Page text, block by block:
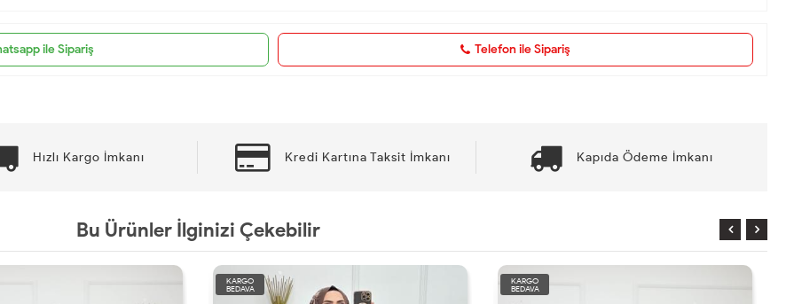
ile Sipariş Telefon ile Sipariş
Hızlı Kargo İmkanı Kredi Kartına Taksit İmkanı Kapıda Ödeme İmkanı
Bu Ürünler İlginizi Çekebilir
KARGO
BEDAVA
KARGO
BEDAVA